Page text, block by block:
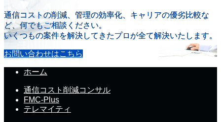
通信コストの削減、管理の効率化、キャリアの優劣比較な
ど、何でもご相談ください。
いくつもの案件を解決してきたプロが全て解決いたします。
お問い合わせはこちら
ホーム
通信コスト削減コンサル
FMC-Plus
テレマイティ